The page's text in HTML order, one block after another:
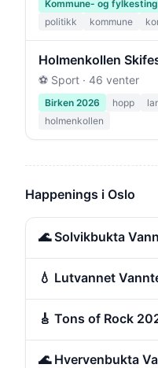
Kommune- og
politikk
kommune
Holmenkollen
⚽ Sport · 46 venter
Birken 2026 hopp
holmenkollen
Happenings i Oslo
🌊 Solvikbukta
💧 Lutvannet
🎸 Tons of Rock
🌊 Hvervenbukta